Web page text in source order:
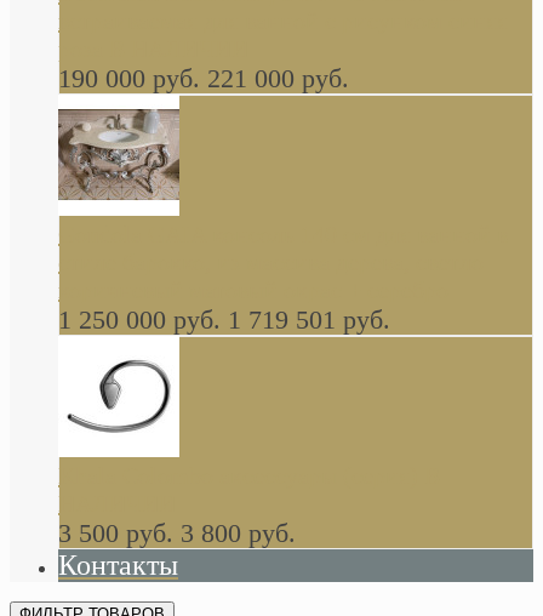
встраиваемая для ванной с рисунком синяя
роза В НАЛИЧИИ
190 000 руб. 221 000 руб.
стиле барокко, из массива дерева, светло
коричневый матовый окрас + серебро
1 250 000 руб. 1 719 501 руб.
Khala Colombo аксессуары (серия) В
НАЛИЧИИ
3 500 руб. 3 800 руб.
Контакты